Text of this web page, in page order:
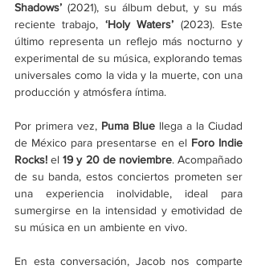
Shadows’ (2021), su álbum debut, y su más
reciente trabajo, ‘Holy Waters’ (2023). Este
último representa un reflejo más nocturno y
experimental de su música, explorando temas
universales como la vida y la muerte, con una
producción y atmósfera íntima.
Por primera vez, Puma Blue llega a la Ciudad
de México para presentarse en el Foro Indie
Rocks! el 19 y 20 de noviembre. Acompañado
de su banda, estos conciertos prometen ser
una experiencia inolvidable, ideal para
sumergirse en la intensidad y emotividad de
su música en un ambiente en vivo.
En esta conversación, Jacob nos comparte